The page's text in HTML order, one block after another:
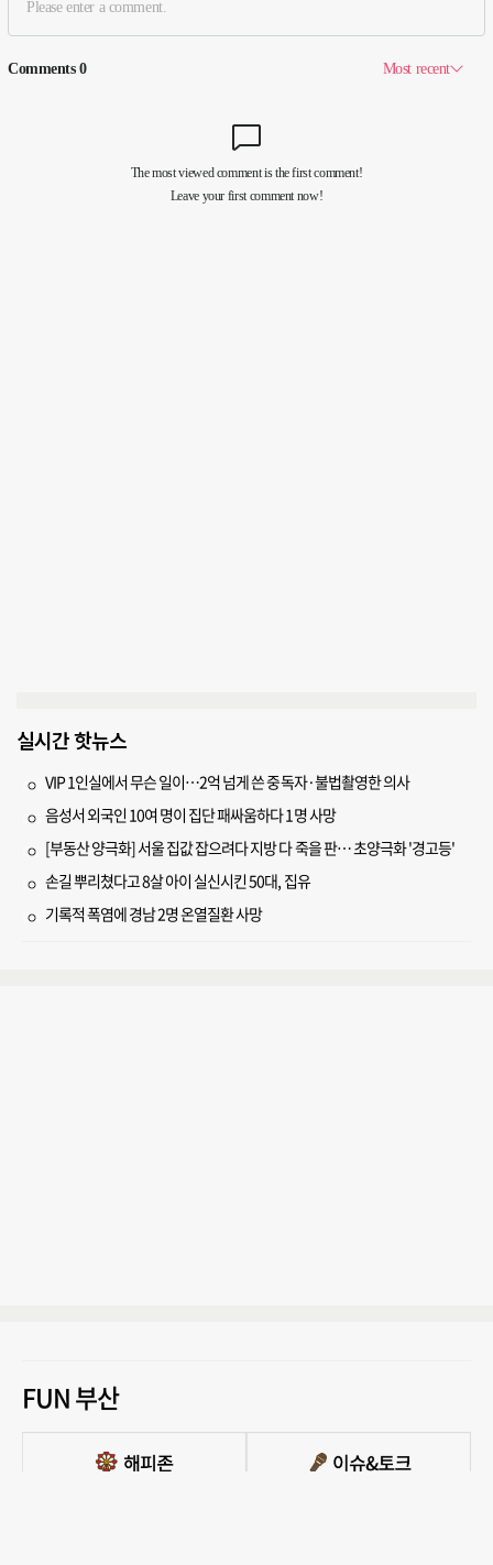
실시간 핫뉴스
VIP 1인실에서 무슨 일이…2억 넘게 쓴 중독자·불법촬영한 의사
음성서 외국인 10여 명이 집단 패싸움하다 1명 사망
[부동산 양극화] 서울 집값 잡으려다 지방 다 죽을 판… 초양극화 '경고등'
손길 뿌리쳤다고 8살 아이 실신시킨 50대, 집유
기록적 폭염에 경남 2명 온열질환 사망
FUN 부산